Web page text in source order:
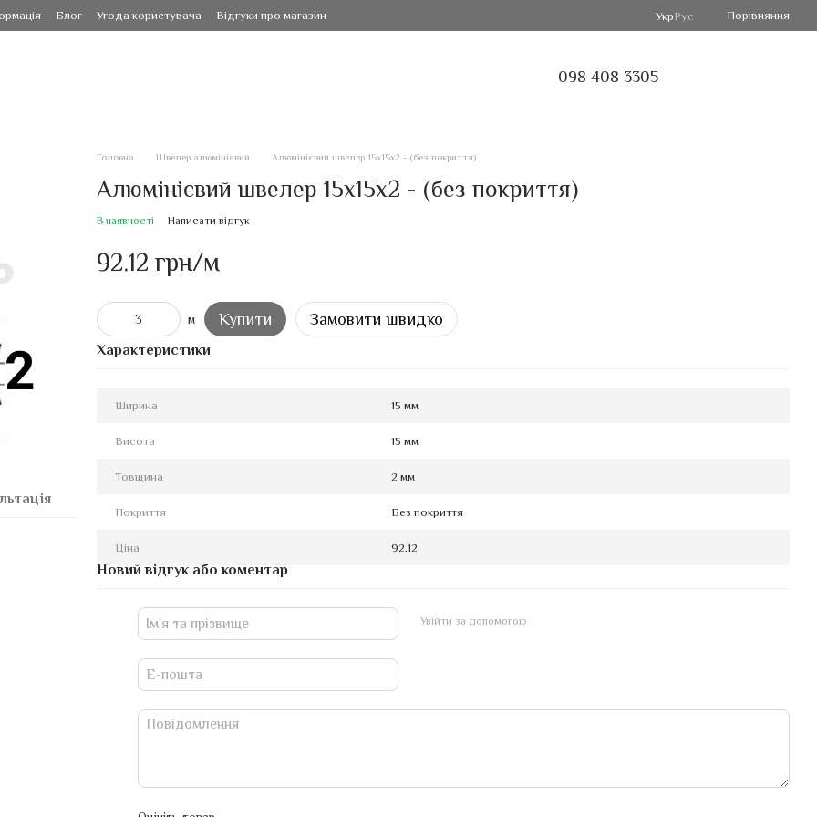
Блог Угода користувача Відгуки про магазин УкрРус Порівняння
098 408 3305
Головна Швелер алюмінієвий Алюмінієвий швелер 15х15х2 - (без покриття)
Алюмінієвий швелер 15х15х2 - (без покриття)
В наявності Написати відгук
92.12 грн/м
м Купити Замовити швидко
Характеристики
Ширина 15 мм
Висота 15 мм
Товщина 2 мм
Покриття Без покриття
Ціна 92.12
Новий відгук або коментар
Увійти за допомогою